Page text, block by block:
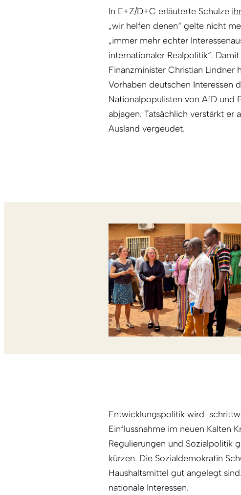
In E+Z/D+C erläuterte Schulze
„wir helfen denen“ gelte nicht
„immer mehr echter
internationaler Realpolitik“.
Finanzminister Christian
Vorhaben deutschen Interessen
Nationalpopulisten von AfD und
abjagen. Tatsächlich verstärkt er
Ausland vergeudet.
Entwicklungspolitik wird
Einflussnahme im neuen Kalten
Regulierungen und Sozialpolitik
kürzen. Die Sozialdemokratin
Haushaltsmittel gut angelegt
nationale Interessen.